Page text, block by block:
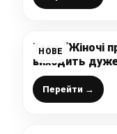
НОВЕ
Торт “Жіночі
виходить
смаком, а
Перейти →